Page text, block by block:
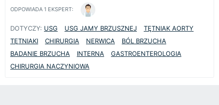
ODPOWIADA 1 EKSPERT:
DOTYCZY: USG USG JAMY BRZUSZNEJ
TĘTNIAK AORTY
TĘTNIAKI
CHIRURGIA NERWICA
BÓL BRZUCHA
BADANIE BRZUCHA
INTERNA
GASTROENTEROLOGIA
CHIRURGIA NACZYNIOWA